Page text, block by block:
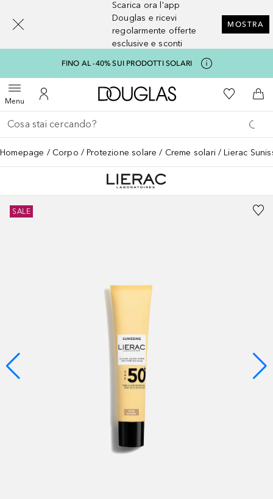
Scarica ora l'app
Douglas e ricevi
regolarmente offerte
esclusive e sconti
MOSTRA
FINO AL -40% SUI PRODOTTI SOLARI
MenuApri menuAl Mio Account
A Douglas HomeAlla Mia
Al
Torna indietro
Esegui ricerca
Homepage Corpo Protezione solare Creme solari Lierac
SALE
[navigation.slideout.screenreader]